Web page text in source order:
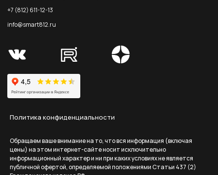
+7 (812) 611-12-13
info@smart812.ru
Политика конфиденциальности
Обращаем ваше внимание на то, что вся информация (включая
цены) на этом интернет-сайте носит исключительно
информационный характер и ни при каких условиях не является
публичной офертой, определяемой положениями Статьи 437 (2)